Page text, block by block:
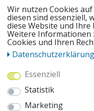
UNSERE ANGEBOTE
WIR VERSENDEN MIT
Wir nutzen Cookies
diesen sind essenziell,
diese Website und
Weitere Informationen
Cookies und Ihren
Daten­schutz­erklärung
Essenziell
Statistik
Marketing